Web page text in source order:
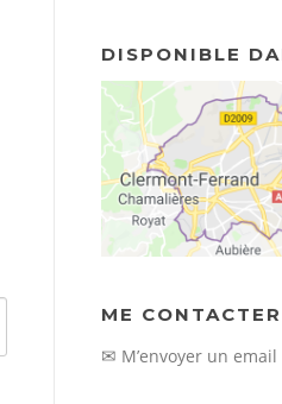
DISPONIBLE
ME CONTACTER
✉ M’envoyer un email